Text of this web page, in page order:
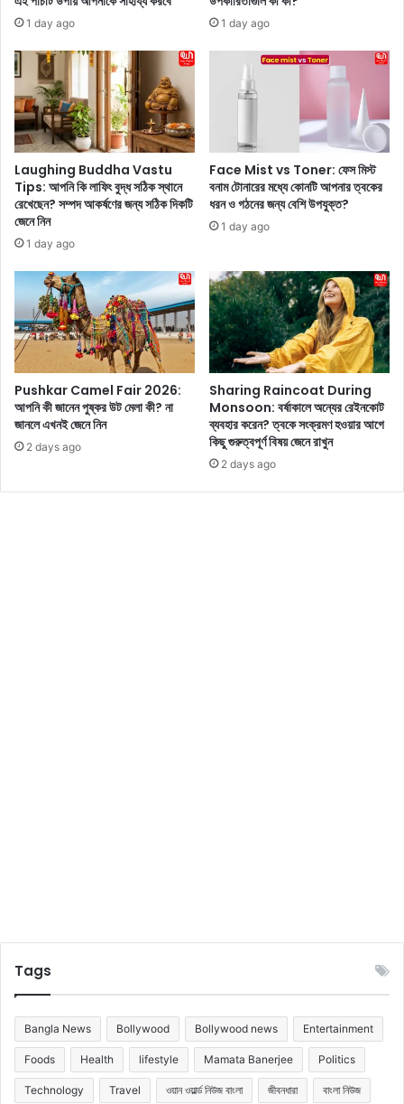
ক
রা
সি
মা
এ
বং
ও
য়ে
ব
সি
রি
র
কা
স
ম্ব
ন্ধে
জে
নে
নি
ন্ড
-
ব
ফ্রে
ন্ড
,
শু
রু
মা
ত্র
১
০
টা
কা
থে
কে
!
কো
থা
য়
1 day ago 1 day ago
Laughing Buddha Vastu
Tips: আপনি কি লাফিং বুদ্ধ সঠিক স্থানে
রেখেছেন? সম্পদ আকর্ষণের জন্য সঠিক দিকটি
জেনে নিন
1 day ago
Face Mist vs Toner: ফেস মিস্ট
বনাম টোনারের মধ্যে কোনটি আপনার ত্বকের
ধরন ও গঠনের জন্য বেশি উপযুক্ত?
1 day ago
Pushkar Camel Fair 2026:
আপনি কী জানেন পুষ্কর উট মেলা কী? না
জানলে এখনই জেনে নিন
2 days ago
Sharing Raincoat During
Monsoon: বর্ষাকালে অন্যের রেইনকোট
ব্যবহার করেন? ত্বকে সংক্রমণ হওয়ার আগে
কিছু গুরুত্বপূর্ণ বিষয় জেনে রাখুন
2 days ago
Tags
Bangla News Bollywood Bollywood news Entertainment
Foods Health lifestyle Mamata Banerjee Politics
Technology Travel ওয়ান ওয়ার্ল্ড নিউজ বাংলা জীবনধারা বাংলা নিউজ